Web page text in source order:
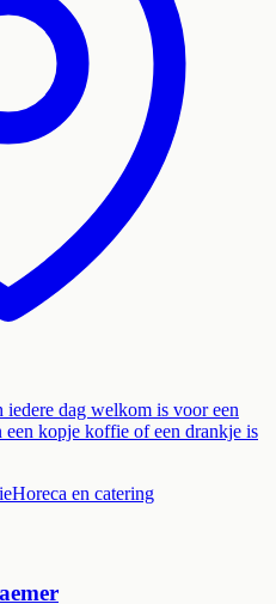
iedere dag welkom is voor een
kopje koffie of een drankje is
Horeca en catering